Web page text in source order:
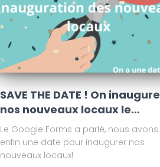
SAVE THE DATE ! On inaugure
nos nouveaux locaux le…
Le Google Forms a parlé, nous avons
enfin une date pour inaugurer nos
nouveaux locaux!